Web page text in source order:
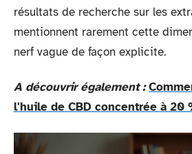
résultats de recherche sur les
mentionnent rarement cette
nerf vague de façon explicite.
A découvrir également :
l'huile de CBD concentrée à 20